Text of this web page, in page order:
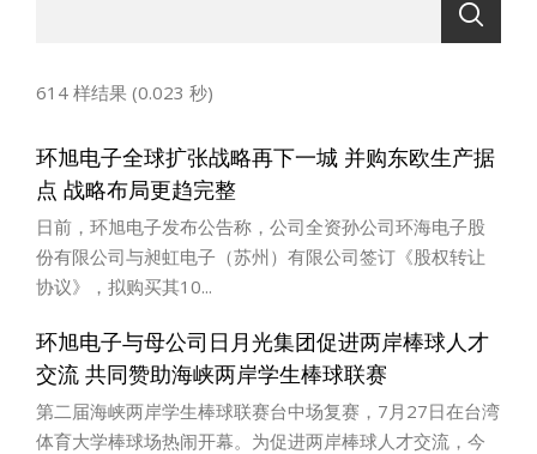
614 样结果 (0.023 秒)
环旭电子全球扩张战略再下一城 并购东欧生产据
点 战略布局更趋完整
日前，环旭电子发布公告称，公司全资孙公司环海电子股
份有限公司与昶虹电子（苏州）有限公司签订《股权转让
协议》，拟购买其10...
环旭电子与母公司日月光集团促进两岸棒球人才
交流 共同赞助海峡两岸学生棒球联赛
第二届海峡两岸学生棒球联赛台中场复赛，7月27日在台湾
体育大学棒球场热闹开幕。为促进两岸棒球人才交流，今